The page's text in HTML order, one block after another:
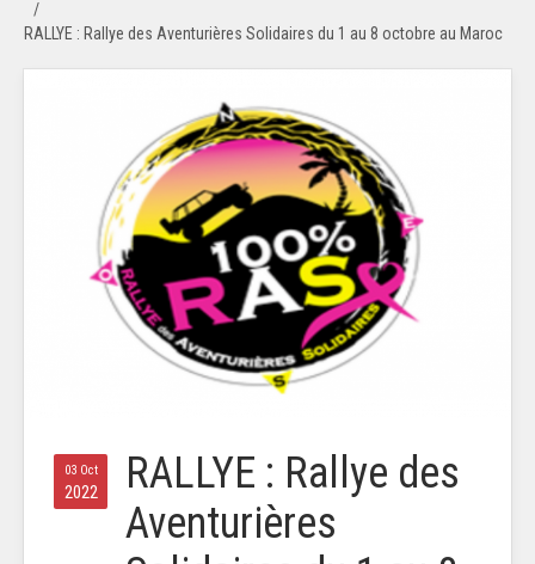
RALLYE : Rallye des Aventurières Solidaires du 1 au 8 octobre au Maroc
03 Oct
2022
RALLYE : Rallye des
Aventurières